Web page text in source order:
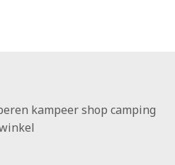
kampeer shop camping